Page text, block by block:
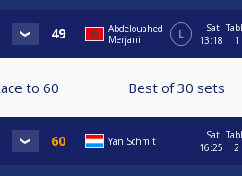
Abdelouahed
Merjani
L
Sat
13:18
1
to 60 Best of30 sets
Yan Schmit
Sat
16:25
2